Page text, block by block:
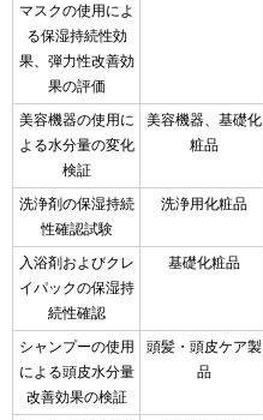
マスクの使用によ
る保湿持続性効
果、弾力性改善効
果の評価
美容機器の使用に
よる水分量の変化
検証
美容機器、基礎化
粧品
洗浄剤の保湿持続
性確認試験
洗浄用化粧品
入浴剤およびクレ
イパックの保湿持
続性確認
基礎化粧品
シャンプーの使用
による頭皮水分量
改善効果の検証
頭髪・頭皮ケア製
品